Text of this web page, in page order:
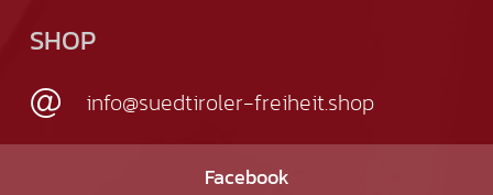
SHOP
info@suedtiroler-freiheit.shop
Facebook